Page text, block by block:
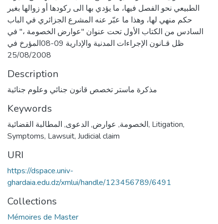
الطبيعي نحو الفصل فيها، ما يؤدي بها الى ركودها أو زوالها بغير
حكم منهي لها، وهذا ما عبّر عنه المشرع الجزائري في الباب
السادس من الكتاب الأول تحت عنوان "عوارض الخصومة ،" في
ظل قـانون الإجراءات المدنية والإدارية 09-08المؤرخ في
25/08/2008
Description
مذكرة ماستر تخصص قانون جنائي وعلوم جنائية
Keywords
الخصومة, عوارض, الدعوى, المطالبة القضائية , Litigation,
Symptoms, Lawsuit, Judicial claim
URI
https://dspace.univ-
ghardaia.edu.dz/xmlui/handle/123456789/6491
Collections
Mémoires de Master